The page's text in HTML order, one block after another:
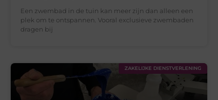
Een zwembad in de tuin kan meer zijn dan alleen een
plek om te ontspannen. Vooral exclusieve zwembaden
dragen bij
ZAKELIJKE DIENSTVERLENING